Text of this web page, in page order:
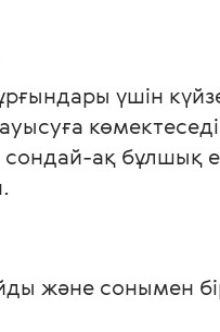
үшін
сондай-ақ
және сонымен